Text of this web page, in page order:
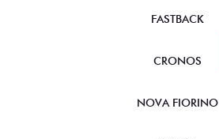
FASTBACK
CRONOS
NOVA FIORINO